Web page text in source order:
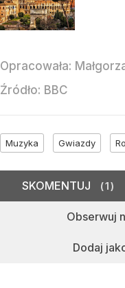
Opracowała:
Źródło: BBC
Muzyka Gwiazdy
Obserwuj
Dodaj
SKOMENTUJ 1